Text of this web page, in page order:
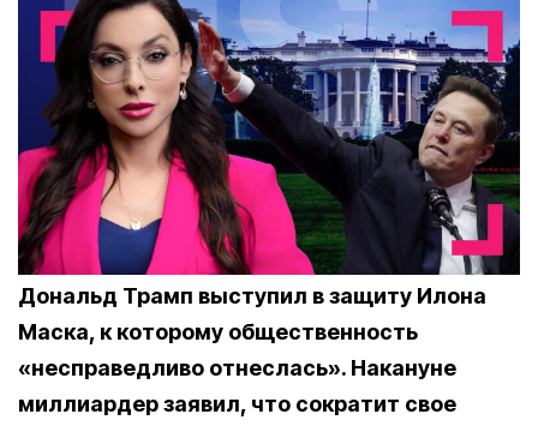
Дональд Трамп выступил в защиту Илона
Маска, к которому общественность
«несправедливо отнеслась». Накануне
миллиардер заявил, что сократит свое